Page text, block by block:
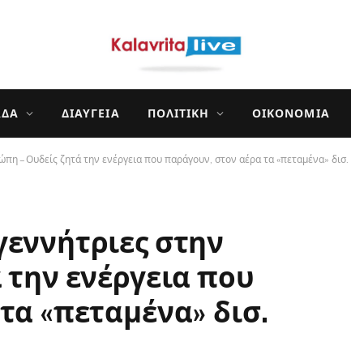
ΔΙΑΎΓΕΙΑ ΠΟΛΙΤΙΚΉ ΟΙΚΟΝΟΜΊΑ
– Ουδείς ζητά την ενέργεια που παράγουν, στον αέρα τα «πεταμένα» δισ.
στην
ενέργεια που
«πεταμένα» δισ.